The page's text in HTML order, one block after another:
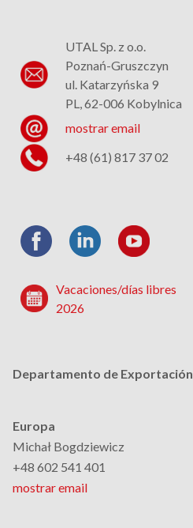
UTAL Sp. z o.o.
Poznań-Gruszczyn
ul. Katarzyńska 9
PL, 62-006 Kobylnica
mostrar email
+48 (61) 817 37 02
Vacaciones/días libres
2026
Departamento de Exportación
Europa
Michał Bogdziewicz
+48 602 541 401
mostrar email